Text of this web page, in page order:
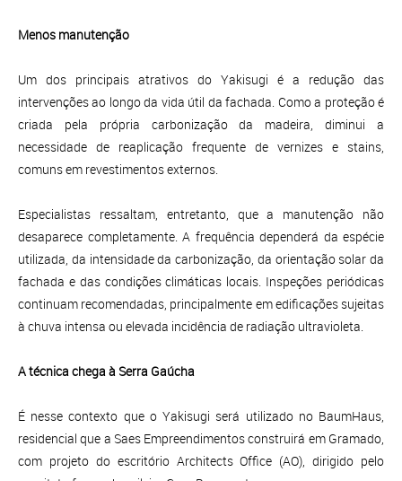
Menos manutenção
Um dos principais atrativos do Yakisugi é a redução das
intervenções ao longo da vida útil da fachada. Como a proteção é
criada pela própria carbonização da madeira, diminui a
necessidade de reaplicação frequente de vernizes e stains,
comuns em revestimentos externos.
Especialistas ressaltam, entretanto, que a manutenção não
desaparece completamente. A frequência dependerá da espécie
utilizada, da intensidade da carbonização, da orientação solar da
fachada e das condições climáticas locais. Inspeções periódicas
continuam recomendadas, principalmente em edificações sujeitas
à chuva intensa ou elevada incidência de radiação ultravioleta.
A técnica chega à Serra Gaúcha
É nesse contexto que o Yakisugi será utilizado no BaumHaus,
residencial que a Saes Empreendimentos construirá em Gramado,
com projeto do escritório Architects Office (AO), dirigido pelo